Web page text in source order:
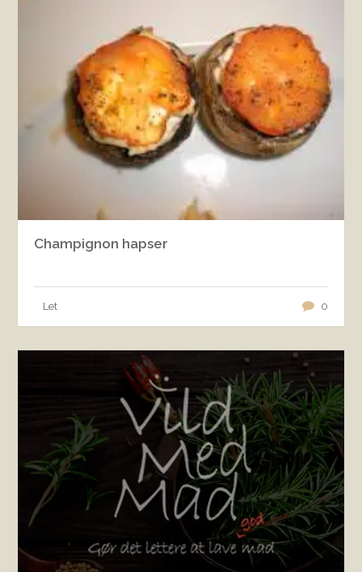
Champignon hapser
Let 0